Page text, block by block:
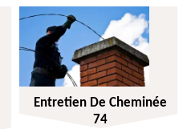
Entretien De Cheminée
74